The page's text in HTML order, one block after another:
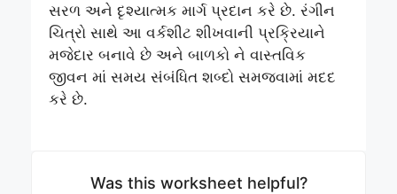
સરળ અને દૃશ્યાત્મક માર્ગ પ્રદાન કરે છે. રંગીન
ચિત્રો સાથે આ વર્કશીટ શીખવાની પ્રક્રિયાને
મજેદાર બનાવે છે અને બાળકો ને વાસ્તવિક
જીવન માં સમય સંબંધિત શબ્દો સમજવામાં મદદ
કરે છે.
Was this worksheet helpful?